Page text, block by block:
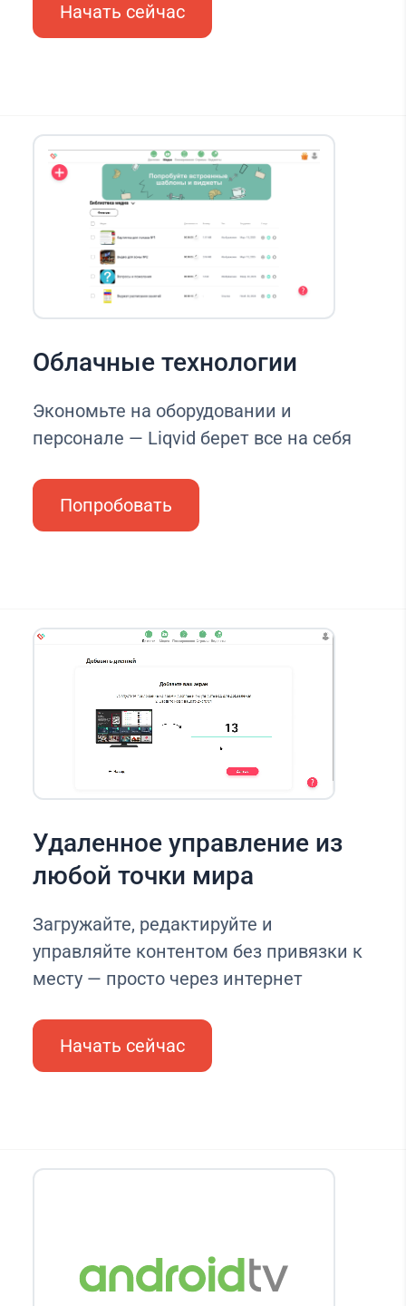
Начать сейчас
Облачные технологии
Экономьте на оборудовании и
персонале — Liqvid берет все на себя
Попробовать
Удаленное управление из
любой точки мира
Загружайте, редактируйте и
управляйте контентом без привязки к
месту — просто через интернет
Начать сейчас